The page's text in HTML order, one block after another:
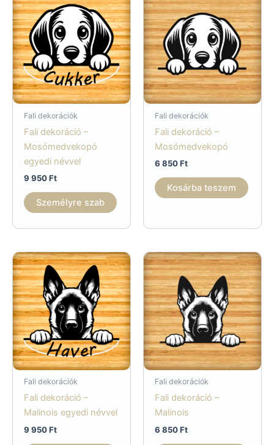
Fali dekorációk
Fali dekoráció –
Mosómedvekopó
egyedi névvel
9 950Ft
Személyre szab
Fali dekorációk
Fali dekoráció –
Mosómedvekopó
6 850Ft
Kosárba teszem
Fali dekorációk
Fali dekoráció –
Malinois egyedi névvel
9 950Ft
Fali dekorációk
Fali dekoráció –
Malinois
6 850Ft